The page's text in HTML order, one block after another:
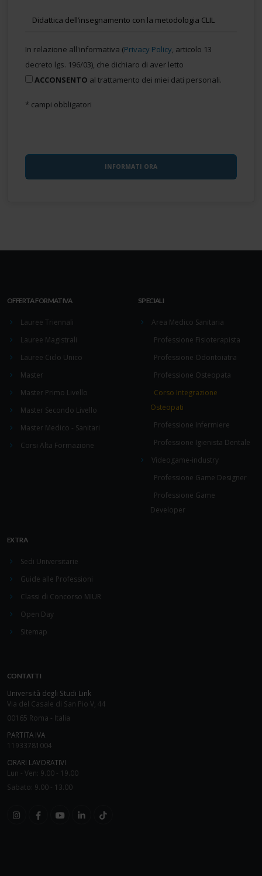
In relazione all'informativa (Privacy Policy, articolo 13
decreto lgs. 196/03), che dichiaro di aver letto
ACCONSENTO al trattamento dei miei dati personali.
* campi obbligatori
OFFERTA FORMATIVA
Lauree Triennali
Lauree Magistrali
Lauree Ciclo Unico
Master
Master Primo Livello
Master Secondo Livello
Master Medico - Sanitari
Corsi Alta Formazione
SPECIALI
Area Medico Sanitaria
Professione Fisioterapista
Professione Odontoiatra
Professione Osteopata
Corso Integrazione
Osteopati
Professione Infermiere
Professione Igienista Dentale
Videogame-industry
Professione Game Designer
Professione Game
Developer
EXTRA
Sedi Universitarie
Guide alle Professioni
Classi di Concorso MIUR
Open Day
Sitemap
CONTATTI
Università degli Studi Link
Via del Casale di San Pio V, 44
00165 Roma - Italia
PARTITA IVA
11933781004
ORARI LAVORATIVI
Lun - Ven: 9.00 - 19.00
Sabato: 9.00 - 13.00